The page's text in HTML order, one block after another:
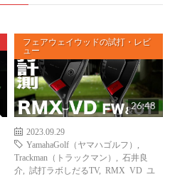
フェアウェイウッドの試打・レビ
ュー
26:48
2023.09.29
YamahaGolf（ヤマハゴルフ）
Trackman（トラックマン）
石井良
介
試打ラボしだるTV, RMX VD ユ